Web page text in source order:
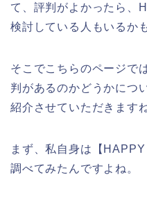
て、評判がよかったら、
検討している人もいるか
そこでこちらのページで
判があるのかどうかにつ
紹介させていただきますね
まず、私自身は【
調べてみたんですよね。